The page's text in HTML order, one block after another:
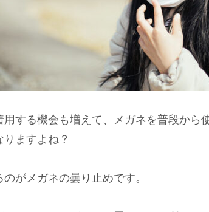
用する機会も増えて、メガネを普段から
ますよね？
がメガネの曇り止めです。